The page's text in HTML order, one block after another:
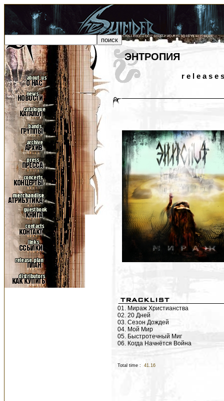
ЭНТРОПИЯ
r e l e a s e s
01. Мираж Христианства
02. 20 Дней
03. Сезон Дождей
04. Мой Мир
05. Быстротечный Миг
06. Когда Начнётся Война
Total time : 41.16